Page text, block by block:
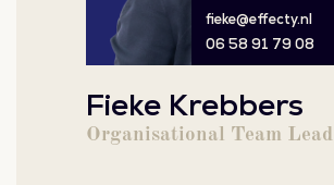
fieke@effecty.nl
06 58 91 79 08
Fieke Krebbers
Organisational Team Lead